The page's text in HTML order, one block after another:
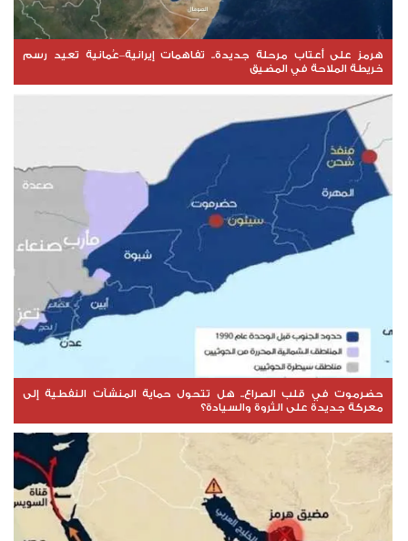
هرمز على أعتاب مرحلة جديدة.. تفاهمات إيرانية–عُمانية تعيد رسم
خريطة الملاحة في المضيق
حضرموت في قلب الصراع.. هل تتحول حماية المنشآت النفطية إلى
معركة جديدة على الثروة والسيادة؟